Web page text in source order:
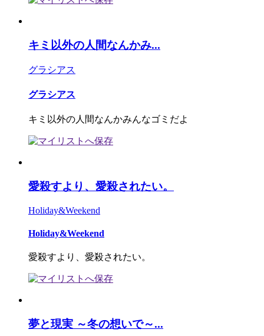
キミ以外の人間なんかみ...
グラシアス
グラシアス
キミ以外の人間なんかみんなゴミだよ
愛殺すより、愛殺されたい。
Holiday&Weekend
Holiday&Weekend
愛殺すより、愛殺されたい。
夢と現実 ～冬の想いで～...